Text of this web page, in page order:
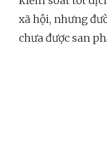
xã hội, nhưng
chưa được san